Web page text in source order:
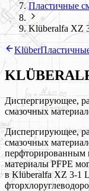
Пластичные
Klüberalfa XZ
Klüber
Диспергирующее,
смазочных
Диспергирующее,
смазочных
перфторированным
материалы PFPE
в Klüberalfa XZ 3-1